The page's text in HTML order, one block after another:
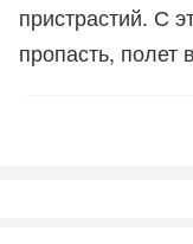
пристрастий. С
пропасть, полет